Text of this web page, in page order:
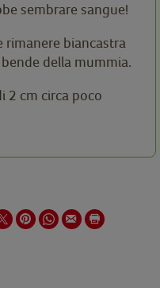
sembrare sangue!
rimanere biancastra
della mummia.
2 cm circa poco